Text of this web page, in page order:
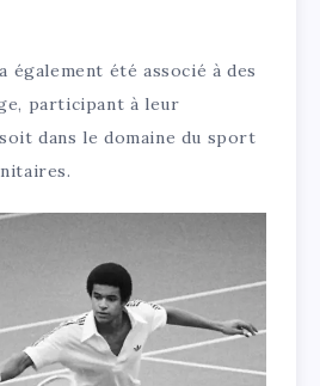
également été associé à des
participant à leur
dans le domaine du sport